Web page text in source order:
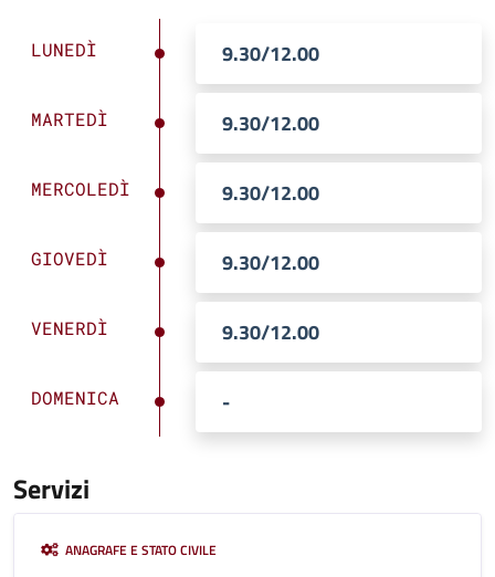
LUNEDÌ 9.30/12.00
MARTEDÌ 9.30/12.00
MERCOLEDÌ 9.30/12.00
GIOVEDÌ 9.30/12.00
VENERDÌ 9.30/12.00
DOMENICA -
Servizi
ANAGRAFE E STATO CIVILE